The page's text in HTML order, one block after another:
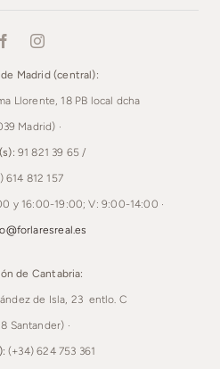
Madrid (central):
Llorente, 18 PB local dcha
Madrid) ·
91 821 39 65 /
614 812 157
y 16:00-19:00; V: 9:00-14:00 ·
de Cantabria:
de Isla, 23 entlo. C
Santander) ·
(+34) 624 753 361